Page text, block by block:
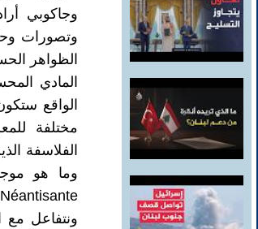
وجاكوبي
وتصورات
الظواهر
المادي
الواقع
مختلفة
الفلاسفة
وما هو
ونتفاعل مع